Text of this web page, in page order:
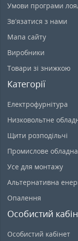
Умови програми
Зв’язатися з нами
Мапа сайту
Виробники
Товари зі знижкою
Категорії
Електрофурнітура
Низковольтне
Щити розподільчі
Промислове
Усе для монтажу
Альтернативна
Опалення
Особистий
Особистий кабінет